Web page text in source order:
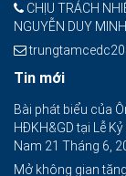
CHỊU TRÁCH
NGUYỄN DUY
Tin mới
Bài phát biểu của
HĐKH&GD tại Lễ
Nam 21 Tháng 6,
Mở không gian